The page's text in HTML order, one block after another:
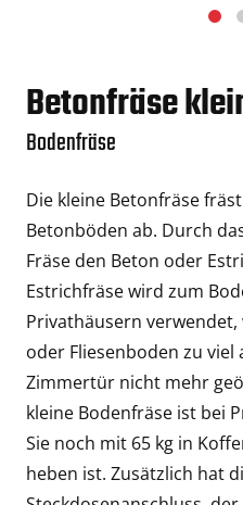
Betonfräse
Bodenfräse
Die kleine Betonfräse
Betonböden ab. Durch
Fräse den Beton oder
Estrichfräse wird zum
Privathäusern
oder Fliesenboden zu viel
Zimmertür nicht mehr
kleine Bodenfräse ist bei
Sie noch mit 65 kg in
heben ist. Zusätzlich hat